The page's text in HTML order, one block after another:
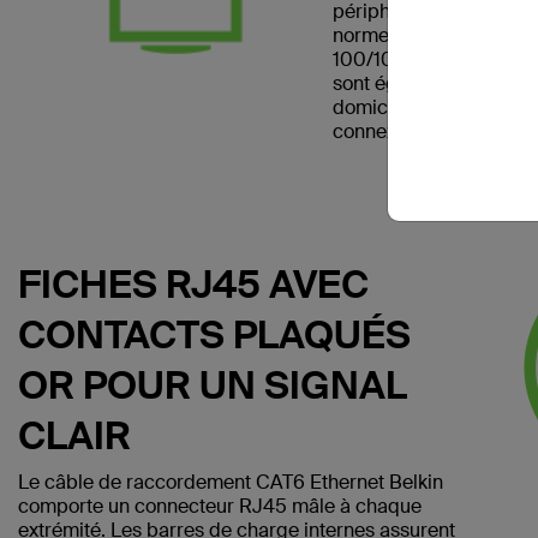
périphérique réseau. Il
norme CAT6 et peut
100/1000BASE-T. Les
sont également
domicile et les
connexion Internet
FICHES RJ45 AVEC
CONTACTS PLAQUÉS
OR POUR UN SIGNAL
CLAIR
Le câble de raccordement CAT6 Ethernet Belkin
comporte un connecteur RJ45 mâle à chaque
extrémité. Les barres de charge internes assurent